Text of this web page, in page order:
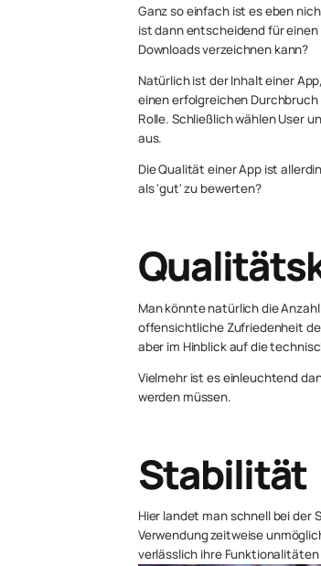
Ganz so einfach ist es eben
ist dann entscheidend für
Downloads verzeichnen kann?
Natürlich ist der Inhalt einer
einen erfolgreichen
Rolle. Schließlich wählen User
aus.
Die Qualität einer App ist
als 'gut' zu bewerten?
Man könnte natürlich die
offensichtliche Zufriedenheit
aber im Hinblick auf die
Vielmehr ist es einleuchtend
werden müssen.
Stabilität
Hier landet man schnell bei der
Verwendung zeitweise
verlässlich ihre